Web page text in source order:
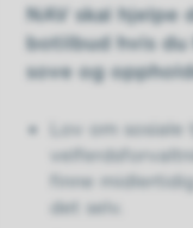
NAV skal hjelpe
botilbud hvis du
sove og
Lov om
finne
det selv.